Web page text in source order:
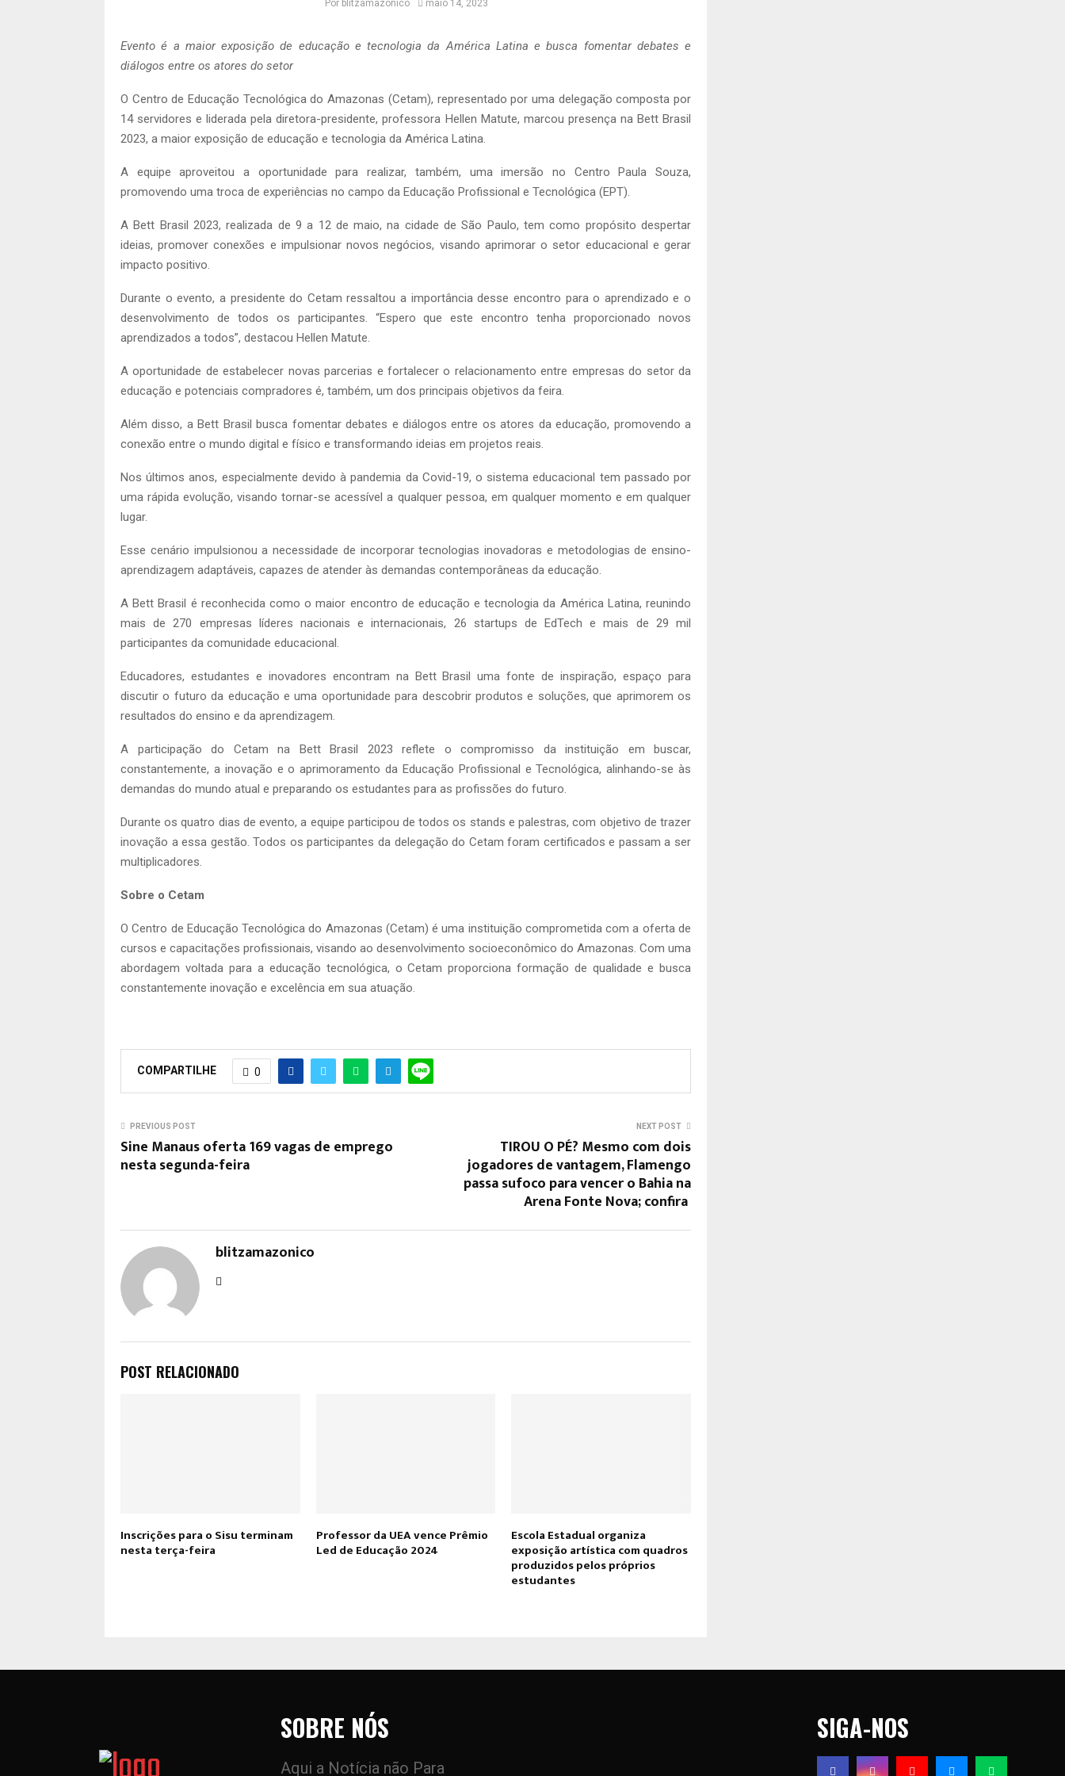
Por blitzamazonico maio 14, 2023
Evento é a maior exposição de educação e tecnologia da América Latina e busca fomentar debates e
diálogos entre os atores do setor
O Centro de Educação Tecnológica do Amazonas (Cetam), representado por uma delegação composta por
14 servidores e liderada pela diretora-presidente, professora Hellen Matute, marcou presença na Bett Brasil
2023, a maior exposição de educação e tecnologia da América Latina.
A equipe aproveitou a oportunidade para realizar, também, uma imersão no Centro Paula Souza,
promovendo uma troca de experiências no campo da Educação Profissional e Tecnológica (EPT).
A Bett Brasil 2023, realizada de 9 a 12 de maio, na cidade de São Paulo, tem como propósito despertar
ideias, promover conexões e impulsionar novos negócios, visando aprimorar o setor educacional e gerar
impacto positivo.
Durante o evento, a presidente do Cetam ressaltou a importância desse encontro para o aprendizado e o
desenvolvimento de todos os participantes. “Espero que este encontro tenha proporcionado novos
aprendizados a todos”, destacou Hellen Matute.
A oportunidade de estabelecer novas parcerias e fortalecer o relacionamento entre empresas do setor da
educação e potenciais compradores é, também, um dos principais objetivos da feira.
Além disso, a Bett Brasil busca fomentar debates e diálogos entre os atores da educação, promovendo a
conexão entre o mundo digital e físico e transformando ideias em projetos reais.
Nos últimos anos, especialmente devido à pandemia da Covid-19, o sistema educacional tem passado por
uma rápida evolução, visando tornar-se acessível a qualquer pessoa, em qualquer momento e em qualquer
lugar.
Esse cenário impulsionou a necessidade de incorporar tecnologias inovadoras e metodologias de ensino-
aprendizagem adaptáveis, capazes de atender às demandas contemporâneas da educação.
A Bett Brasil é reconhecida como o maior encontro de educação e tecnologia da América Latina, reunindo
mais de 270 empresas líderes nacionais e internacionais, 26 startups de EdTech e mais de 29 mil
participantes da comunidade educacional.
Educadores, estudantes e inovadores encontram na Bett Brasil uma fonte de inspiração, espaço para
discutir o futuro da educação e uma oportunidade para descobrir produtos e soluções, que aprimorem os
resultados do ensino e da aprendizagem.
A participação do Cetam na Bett Brasil 2023 reflete o compromisso da instituição em buscar,
constantemente, a inovação e o aprimoramento da Educação Profissional e Tecnológica, alinhando-se às
demandas do mundo atual e preparando os estudantes para as profissões do futuro.
Durante os quatro dias de evento, a equipe participou de todos os stands e palestras, com objetivo de trazer
inovação a essa gestão. Todos os participantes da delegação do Cetam foram certificados e passam a ser
multiplicadores.
Sobre o Cetam
O Centro de Educação Tecnológica do Amazonas (Cetam) é uma instituição comprometida com a oferta de
cursos e capacitações profissionais, visando ao desenvolvimento socioeconômico do Amazonas. Com uma
abordagem voltada para a educação tecnológica, o Cetam proporciona formação de qualidade e busca
constantemente inovação e excelência em sua atuação.
COMPARTILHE 0
PREVIOUS POST
Sine Manaus oferta 169 vagas de emprego
nesta segunda-feira
NEXT POST
TIROU O PÉ? Mesmo com dois
jogadores de vantagem, Flamengo
passa sufoco para vencer o Bahia na
Arena Fonte Nova; confira
blitzamazonico
POST RELACIONADO
Inscrições para o Sisu terminam
nesta terça-feira
Professor da UEA vence Prêmio
Led de Educação 2024
Escola Estadual organiza
exposição artística com quadros
produzidos pelos próprios
estudantes
SOBRE NÓS
Aqui a Notícia não Para
SIGA-NOS